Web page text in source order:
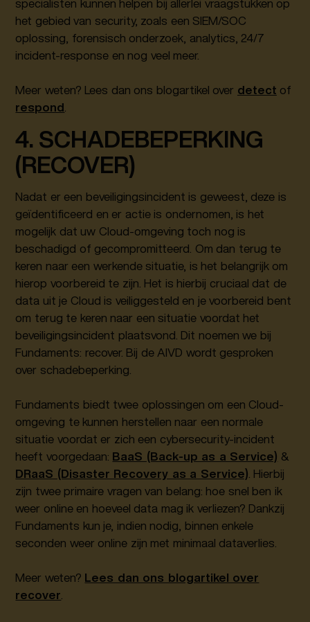
specialisten kunnen helpen bij allerlei vraagstukken op
het gebied van security, zoals een SIEM/SOC
oplossing, forensisch onderzoek, analytics, 24/7
incident-response en nog veel meer.
Meer weten? Lees dan ons blogartikel over detect of
respond
4. SCHADEBEPERKING
(RECOVER)
Nadat er een beveiligingsincident is geweest, deze is
geïdentificeerd en er actie is ondernomen, is het
mogelijk dat uw Cloud-omgeving toch nog is
beschadigd of gecompromitteerd. Om dan terug te
keren naar een werkende situatie, is het belangrijk om
hierop voorbereid te zijn. Het is hierbij cruciaal dat de
data uit je Cloud is veiliggesteld en je voorbereid bent
om terug te keren naar een situatie voordat het
beveiligingsincident plaatsvond. Dit noemen we bij
Fundaments: recover. Bij de AIVD wordt gesproken
over schadebeperking.
Fundaments biedt twee oplossingen om een Cloud-
omgeving te kunnen herstellen naar een normale
situatie voordat er zich een cybersecurity-incident
heeft voorgedaan: BaaS (Back-up as a Service) &
DRaaS (Disaster Recovery as a Service) . Hierbij
zijn twee primaire vragen van belang: hoe snel ben ik
weer online en hoeveel data mag ik verliezen? Dankzij
Fundaments kun je, indien nodig, binnen enkele
seconden weer online zijn met minimaal dataverlies.
Meer weten? Lees dan ons blogartikel over
recover